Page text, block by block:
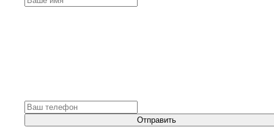
Отправить